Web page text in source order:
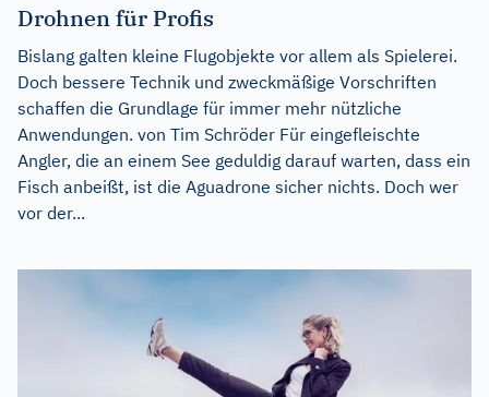
Drohnen für Profis
Bislang galten kleine Flugobjekte vor allem als Spielerei.
Doch bessere Technik und zweckmäßige Vorschriften
schaffen die Grundlage für immer mehr nützliche
Anwendungen. von Tim Schröder Für eingefleischte
Angler, die an einem See geduldig darauf warten, dass ein
Fisch anbeißt, ist die Aguadrone sicher nichts. Doch wer
vor der...